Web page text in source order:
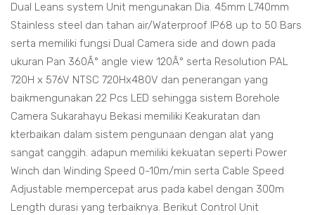
Dual Leans system Unit mengunakan Dia. 45mm L740mm
Stainless steel dan tahan air/Waterproof IP68 up to 50 Bars
serta memiliki fungsi Dual Camera side and down pada
ukuran Pan 360Â° angle view 120Â° serta Resolution PAL
720H x 576V NTSC 720Hx480V dan penerangan yang
baikmengunakan 22 Pcs LED sehingga sistem Borehole
Camera Sukarahayu Bekasi memiliki Keakuratan dan
kterbaikan dalam sistem pengunaan dengan alat yang
sangat canggih. adapun memiliki kekuatan seperti Power
Winch dan Winding Speed 0-10m/min serta Cable Speed
Adjustable mempercepat arus pada kabel dengan 300m
Length durasi yang terbaiknya. Berikut Control Unit